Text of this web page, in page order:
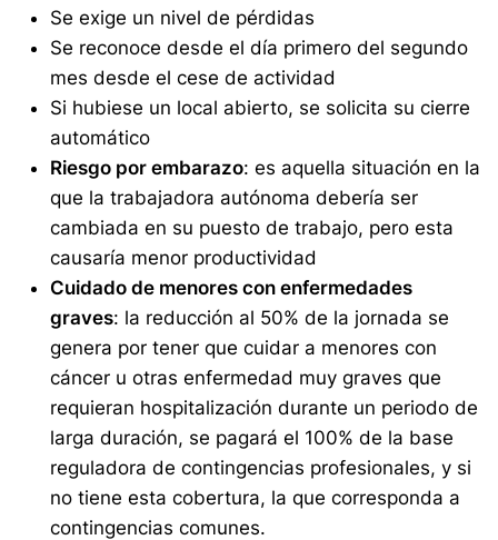
Se exige un nivel de pérdidas
Se reconoce desde el día primero del segundo
mes desde el cese de actividad
Si hubiese un local abierto, se solicita su cierre
automático
Riesgo por embarazo: es aquella situación en la
que la trabajadora autónoma debería ser
cambiada en su puesto de trabajo, pero esta
causaría menor productividad
Cuidado de menores con enfermedades
graves: la reducción al 50% de la jornada se
genera por tener que cuidar a menores con
cáncer u otras enfermedad muy graves que
requieran hospitalización durante un periodo de
larga duración, se pagará el 100% de la base
reguladora de contingencias profesionales, y si
no tiene esta cobertura, la que corresponda a
contingencias comunes.